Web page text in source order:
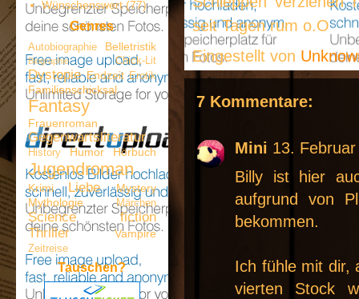
seit Tagen rum o.O
Eingestellt von
7 Kommentare:
Mini 13.
Billy ist hier
aufgrund von
bekommen.
Ich fühle mit dir,
vierten Stock
Wünschenswert (77)
Genres
Autobiographie Belletristik
Biographie Chick-Lit
Dystopie Endzeit Erotik
Familienschicksal
Fantasy
Frauenroman
Gegenwartsliteratur
History Humor Hörbuch
Jugendroman
Krimi Liebe
Mystery
Mythologie
Märchen
Science fiction
Thriller
Vampire
Zeitreise
Tauschen?